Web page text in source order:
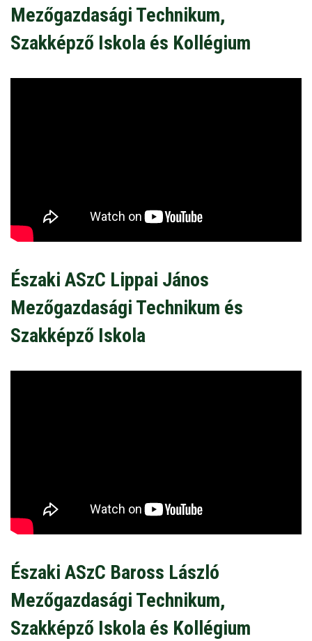
Mezőgazdasági Technikum,
Szakképző Iskola és Kollégium
Északi ASzC Lippai János
Mezőgazdasági Technikum és
Szakképző Iskola
Északi ASzC Baross László
Mezőgazdasági Technikum,
Szakképző Iskola és Kollégium